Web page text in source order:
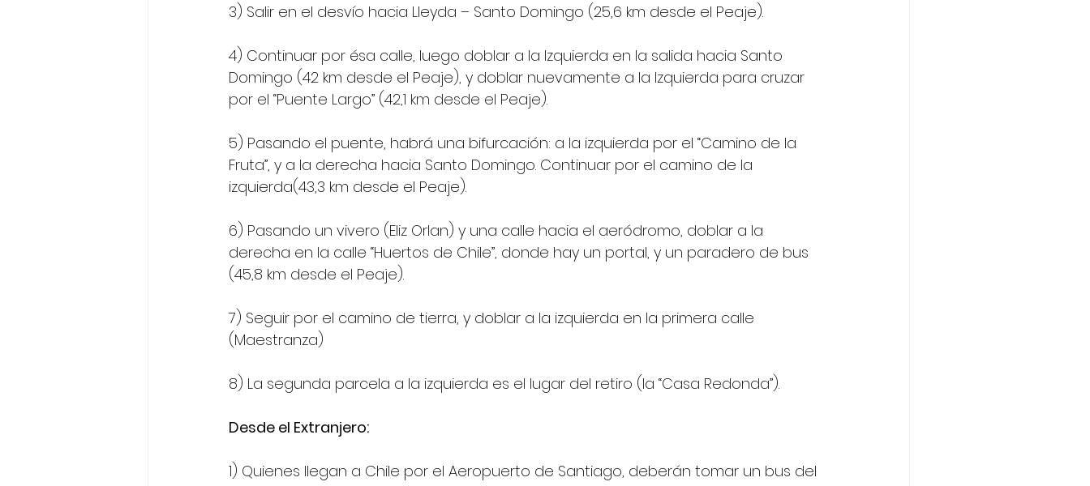
3) Salir en el desvío hacia Lleyda – Santo Domingo (25,6 km desde el Peaje).
4) Continuar por ésa calle, luego doblar a la Izquierda en la salida hacia Santo
Domingo (42 km desde el Peaje), y doblar nuevamente a la Izquierda para cruzar
por el “Puente Largo” (42,1 km desde el Peaje).
5) Pasando el puente, habrá una bifurcación: a la izquierda por el “Camino de la
Fruta”, y a la derecha hacia Santo Domingo. Continuar por el camino de la
izquierda(43,3 km desde el Peaje).
6) Pasando un vivero (Eliz Orlan) y una calle hacia el aeródromo, doblar a la
derecha en la calle “Huertos de Chile”, donde hay un portal, y un paradero de bus
(45,8 km desde el Peaje).
7) Seguir por el camino de tierra, y doblar a la izquierda en la primera calle
(Maestranza)
8) La segunda parcela a la izquierda es el lugar del retiro (la “Casa Redonda”).
Desde el Extranjero:
1) Quienes llegan a Chile por el Aeropuerto de Santiago, deberán tomar un bus del